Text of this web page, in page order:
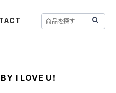
I LOVE U！